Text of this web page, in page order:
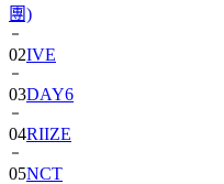
02IVE
03DAY6
04RIIZE
05NCT
06BLACKPINK